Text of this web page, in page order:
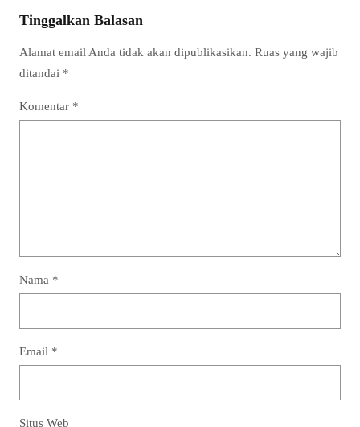
Tinggalkan Balasan
Alamat email Anda tidak akan dipublikasikan. Ruas yang wajib
ditandai *
Komentar *
Nama *
Email *
Situs Web